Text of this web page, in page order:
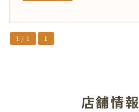
1 / 1 1
店舗情報